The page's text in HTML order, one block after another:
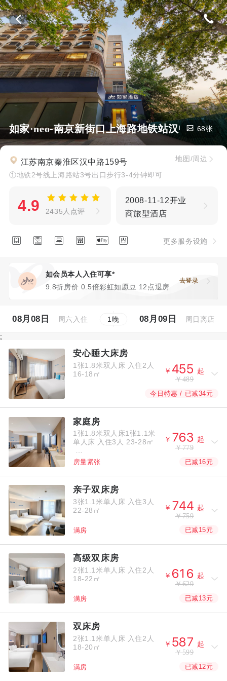
如家·neo-南京新街口上海路地铁站汉中路店
68张
江苏南京秦淮区汉中路159号
①地铁2号线上海路站3号出口步行3-4分钟即可
地图/周边
4.9 2435人点评
2008-11-12开业
商旅型酒店
      更多服务设施
如会员本人入住可享*
9.8折房价 0.5倍彩虹如愿豆 12点退房
去登录
08月08日 周六入住 1晚 08月09日 周日离店
;
安心睡大床房
1张1.8米双人床 入住2人
16-18㎡
￥ 
起
￥489
今日特惠 / 已减34元
家庭房
1张1.8米双人床1张1.1米
单人床 入住3人 23-28㎡ ￥  起
￥779
房量紧张 已减16元
亲子双床房
3张1.1米单人床 入住3人
22-28㎡
￥  起
￥759
满房 已减15元
高级双床房
2张1.1米单人床 入住2人
18-22㎡
￥   起
￥629
满房 已减13元
双床房
2张1.1米单人床 入住2人
18-20㎡
￥  
起
￥599
满房 已减12元